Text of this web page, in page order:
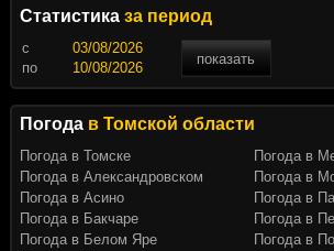
Статистика за период
c
показать
по
Погода в Томской области
Погода в Томске
Погода в Александровском
Погода в Асино
Погода в Бакчаре
Погода в Белом Яре
Погода в
Погода в
Погода в
Погода в
Погода в